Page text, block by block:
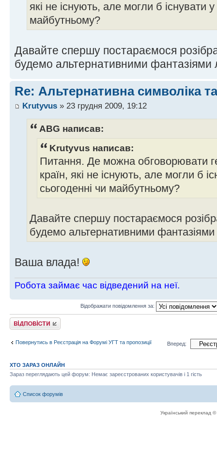
які не існують, але могли б існувати
майбутньому?
Давайте спершу постараємося
будемо альтернативними
Re: Альтернативна символіка
Krutyvus » 23 грудня 2009, 19:12
ABG написав:
Krutyvus написав:
Питання. Де можна обговорювати
країн, які не існують, але могли б
сьогоденні чи майбутньому?
Давайте спершу постараємося
будемо альтернативними
Ваша влада!
Робота займає час відведений на неї.
Відображати повідомлення за:
Відповісти
Повернутись в Реєстрація на Форумі УГТ та пропозиції Вперед:
ХТО ЗАРАЗ ОНЛАЙН
Зараз переглядають цей форум: Немає зареєстрованих користувачів і 1 гість
Список форумів
Український переклад